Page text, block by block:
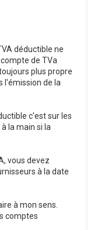
déductible ne
de TVa
plus propre
l'émission de la
c'est sur les
la main si la
vous devez
à la date
à mon sens.
comptes